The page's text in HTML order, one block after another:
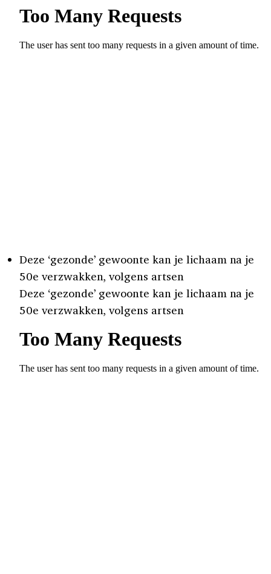
Deze ‘gezonde’ gewoonte kan je lichaam na je
50e verzwakken, volgens artsen
Deze ‘gezonde’ gewoonte kan je lichaam na je
50e verzwakken, volgens artsen